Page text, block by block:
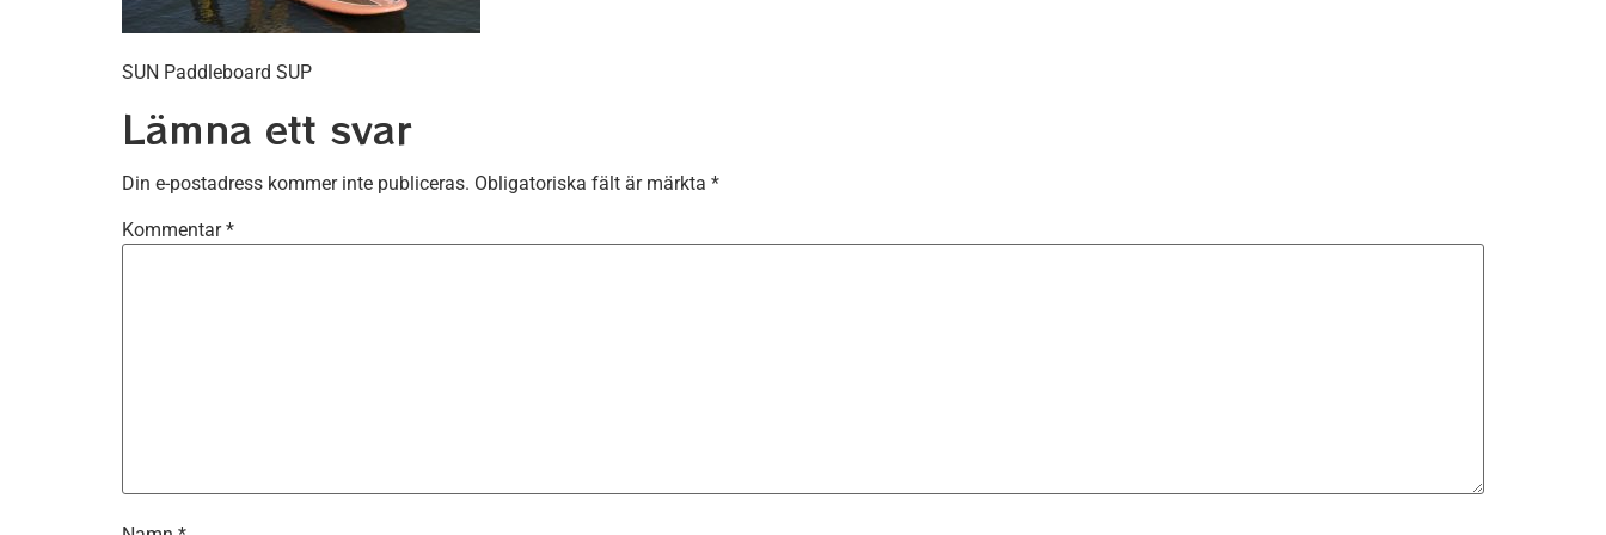
SUN Paddleboard SUP
Lämna ett svar
Din e-postadress kommer inte publiceras. Obligatoriska fält är märkta *
Kommentar*